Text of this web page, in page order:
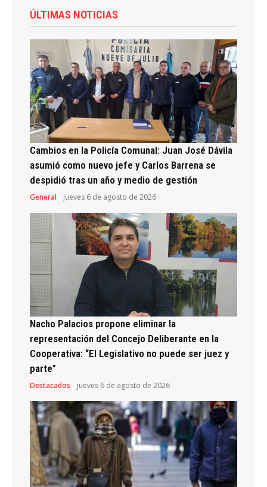
ÚLTIMAS NOTICIAS
Cambios en la Policía Comunal: Juan José Dávila
asumió como nuevo jefe y Carlos Barrena se
despidió tras un año y medio de gestión
General jueves 6 de agosto de 2026
Nacho Palacios propone eliminar la
representación del Concejo Deliberante en la
Cooperativa: “El Legislativo no puede ser juez y
parte”
Destacados jueves 6 de agosto de 2026